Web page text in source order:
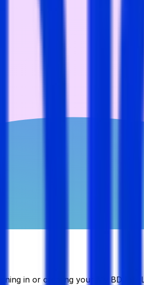
in or creating your My